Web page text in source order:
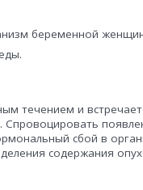
беременной
течением и
Спровоцировать
сбой в
содержания